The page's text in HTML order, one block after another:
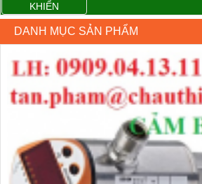
KHIỂN
DANH MỤC SẢN PHẨM